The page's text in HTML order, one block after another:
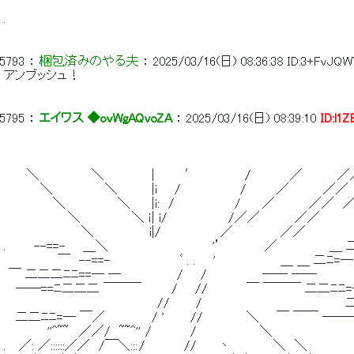
5793 ： 梱包済みのやる夫 ： 2025/03/16(日) 08:36:38
アンブッシュ！
5795 ： エイワス ◆ovWgAQvoZA ： 2025/03/16(日) 08:39:10
＼　　　　　　＼　　　　　 |　　　 ′　　　　　 /　　　　 ／　　　　
＼　　　　　　＼　　 　 |i　　/　　 　 　 　 /　　　 ／　　 　 ／／
＼　　　　　　＼　　 |i:　/　　　　　 　 /　　 ／　　 　 ／／　
＼　　　　 　 ＼ ｉ| i/　　　　　　　/／／　　　　／／
＼　　　 　 　 i|/　　 　 　 　 ／　　　　　 ／／　　　　
.　　　 --==-　　＿＼　　　　　　　　　　　　'’　　　　　／　　　　　　
￣　--==-　　　　　　　　ﾞ . .　　' 　　　　　　　＿ ＿ 二ﾆ
￣ 二二二ﾆﾆ==─ ─　　　　　　 /　　/　　 　 　 　── ──
──==ﾆ二二二 ￣￣￣　　　 /　　//　　　　 ￣ ￣￣￣ 二
//　　　/　　　　　　　　　　　　　　　　 二ﾆ=─
二二ﾆﾆ=─ ￣／　　 　 　 / '　　　//　　　　　＼　　￣ ￣￣ ────
''^~~　 ／／/　~~^''  /　　　　 /　 　 　 　 　 ＼　　　　 　 　 　
.　 ／: ／::::::／／　/￣＼::: /　　　　 //　 　丶 　　　　 ＼　＼　　 　